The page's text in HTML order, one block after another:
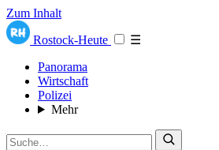
Zum Inhalt
Rostock-Heute
☰
Panorama
Wirtschaft
Polizei
Mehr